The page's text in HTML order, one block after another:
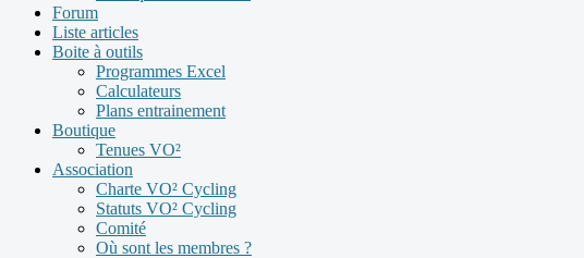
Forum
Liste articles
Boite à outils
Programmes Excel
Calculateurs
Plans entrainement
Boutique
Tenues VO²
Association
Charte VO² Cycling
Statuts VO² Cycling
Comité
Où sont les membres ?